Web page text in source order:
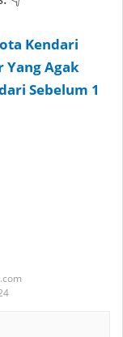
Kendari
Agak
Sebelum 1